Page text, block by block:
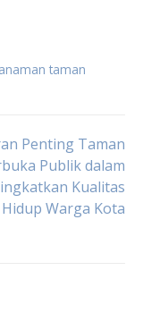
taman
Penting Taman
Publik dalam
Kualitas
Hidup Warga Kota